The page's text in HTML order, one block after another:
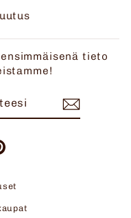
tieto
Pinterest